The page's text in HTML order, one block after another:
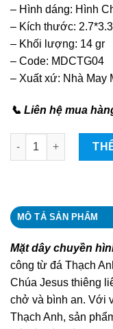
– Hình dáng: Hình
– Kích thước:
– Khối lượng: 14 gr
– Code: MDCTG04
– Xuất xứ: Nhà May
📞 Liên hệ mua
Mặt dây chuyền
MÔ TẢ SẢN PHẨM
Mặt dây chuyền
công từ đá Thạch
Chúa Jesus thiêng
chở và bình an. Với
Thạch Anh, sản